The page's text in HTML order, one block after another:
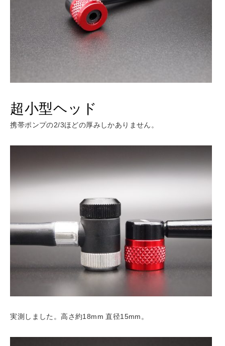
超小型ヘッド
携帯ポンプの2/3ほどの厚みしかありません。
実測しました。高さ約18mm 直径15mm。